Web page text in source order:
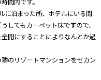
に泊まった所、ホテルにいる間
してもカーペット床ですので、
開にすることによりなんとか過
のリゾートマンションをセカン